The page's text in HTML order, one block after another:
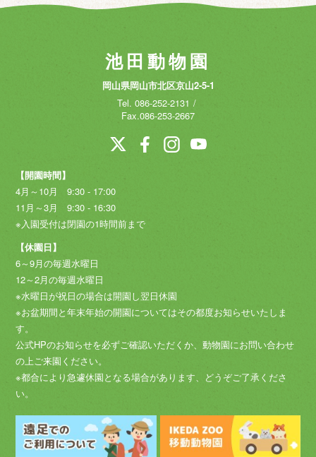
池田動物園
岡山県岡山市北区京山2-5-1
Tel. 086-252-2131
Fax.086-253-2667
【開園時間】
4月～10月 9:30 - 17:00
11月～3月 9:30 - 16:30
※入園受付は閉園の1時間前まで
【休園日】
6～9月の毎週水曜日
12～2月の毎週水曜日
※水曜日が祝日の場合は開園し翌日休園
※お盆期間と年末年始の開園についてはその都度お知らせいたしま
す。
公式HPのお知らせを必ずご確認いただくか、動物園にお問い合わせ
の上ご来園ください。
※都合により急遽休園となる場合があります、どうぞご了承くださ
い。